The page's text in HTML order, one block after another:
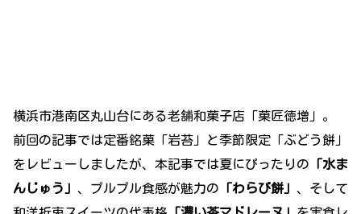
横浜市港南区丸山台にある老舗和菓子店「菓匠徳増」。
前回の記事では定番銘菓「岩苔」と季節限定「ぶどう餅」
をレビューしましたが、本記事では夏にぴったりの 「水ま
んじゅう」 、プルプル食感が魅力の 「わらび餅」 、そして